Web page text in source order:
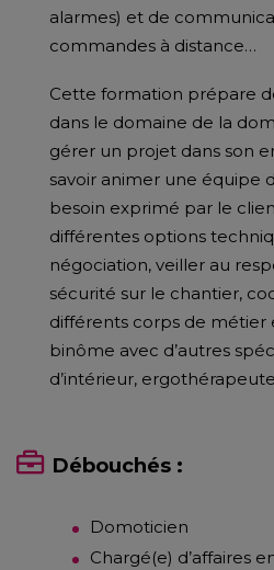
alarmes) et de
commandes à distance…
Cette formation prépare
dans le domaine de la
gérer un projet dans son
savoir animer une équipe
besoin exprimé par le
différentes options
négociation, veiller au
sécurité sur le chantier,
différents corps de métier
binôme avec d’autres
d’intérieur,
Débouchés :
Domoticien
Chargé(e) d’affaires